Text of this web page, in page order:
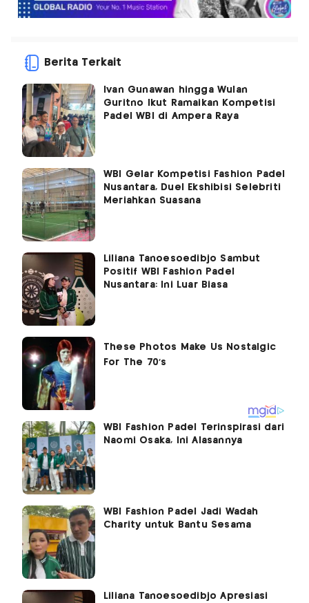
Berita Terkait
Ivan Gunawan hingga Wulan
Guritno Ikut Ramaikan Kompetisi
Padel WBI di Ampera Raya
WBI Gelar Kompetisi Fashion Padel
Nusantara, Duel Ekshibisi Selebriti
Meriahkan Suasana
Liliana Tanoesoedibjo Sambut
Positif WBI Fashion Padel
Nusantara: Ini Luar Biasa
WBI Fashion Padel Terinspirasi dari
Naomi Osaka, Ini Alasannya
WBI Fashion Padel Jadi Wadah
Charity untuk Bantu Sesama
Liliana Tanoesoedibjo Apresiasi